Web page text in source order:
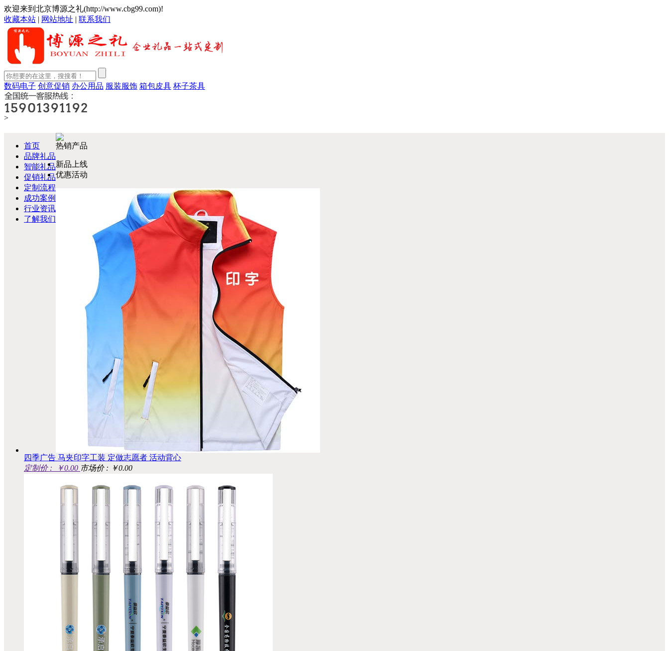
欢迎来到北京博源之礼(http://www.cbg99.com)!
收藏本站 | 网站地址 | 联系我们
数码电子 创意促销 办公用品 服装服饰 箱包皮具 杯子茶具
>
首页
品牌礼品
智能礼品
促销礼品
定制流程
成功案例
行业资讯
了解我们
热销产品
新品上线
优惠活动
四季广告 马夹印字工装 定做志愿者 活动背心
定制价 :
￥0.00 市场价 : ￥0.00